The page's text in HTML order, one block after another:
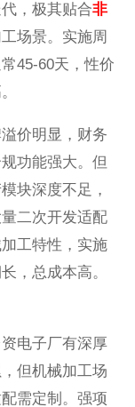
，极其贴合非
场景。实施周
45-60天，性价
价明显，财务
功能强大。但
块深度不足，
二次开发适配
工特性，实施
，总成本高。
电子厂有深厚
但机械加工场
需定制。强项